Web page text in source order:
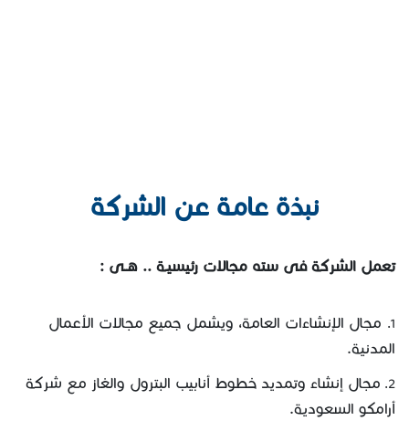
نبذة عامة عن الشركة
تعمل الشركة فى سته مجالات رئيسيـة .. هــى :
مجال الإنشاءات العامة، ويشمل جميع مجالات الأعمال
المدنية.
مجال إنشاء وتمديد خطوط أنابيب البترول والغاز مع شركة
أرامكو السعودية.